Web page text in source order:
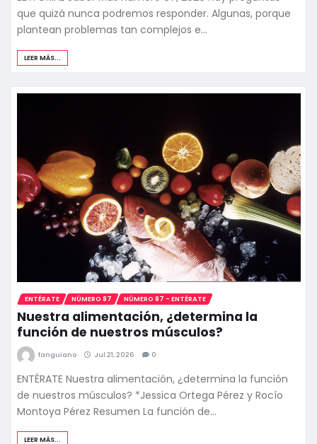
que quizá nunca podremos responder. Algunas, porque
plantean problemas tan complejos e…
LEER MÁS...
ENTÉRATE NÚMERO 87 NÚMERO 87 - ENTÉRATE
Nuestra alimentación, ¿determina la
función de nuestros músculos?
fanguiano Jul 21, 2026 0
ENTÉRATE Nuestra alimentación, ¿determina la función
de nuestros músculos? *Jessica Ortega Pérez y Rocío
Montoya Pérez Resumen La función de…
LEER MÁS...